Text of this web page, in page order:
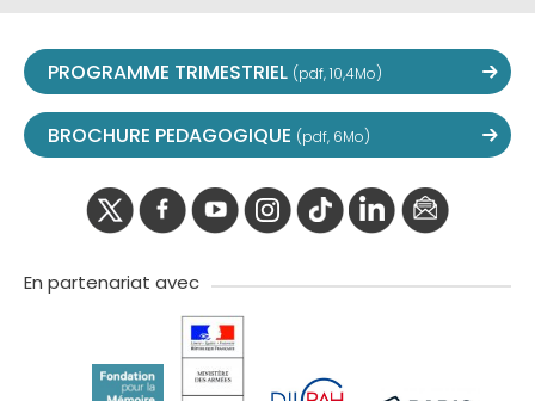
PROGRAMME TRIMESTRIEL (pdf, 10,4Mo)
BROCHURE PEDAGOGIQUE (pdf, 6Mo)
En partenariat avec